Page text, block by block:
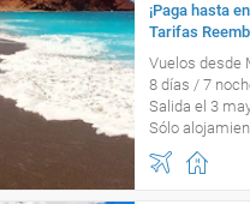
¡Paga hasta
Tarifas
Vuelos desde
8 días / 7
Salida el 3
Sólo